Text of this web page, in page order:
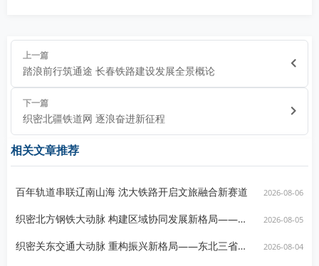
上一篇
踏浪前行筑通途 长春铁路建设发展全景概论
下一篇
织密北疆铁道网 逐浪奋进新征程
相关文章推荐
百年轨道串联辽南山海 沈大铁路开启文旅融合新赛道 2026-08-06
织密北方钢铁大动脉 构建区域协同发展新格局——北方地区铁路建设发展观察资讯 2026-08-05
织密关东交通大动脉 重构振兴新格局——东北三省铁路路网分布与重点线路建设发展深度观察 2026-08-04